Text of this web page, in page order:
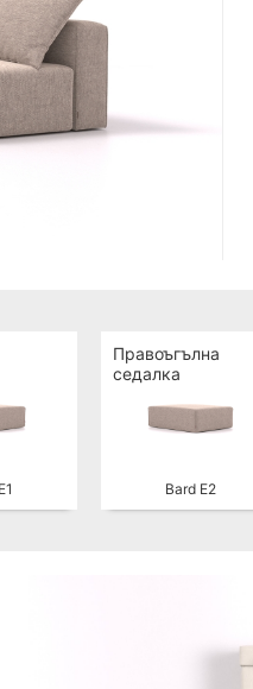
Правоъгълна
седалка
Bard E2